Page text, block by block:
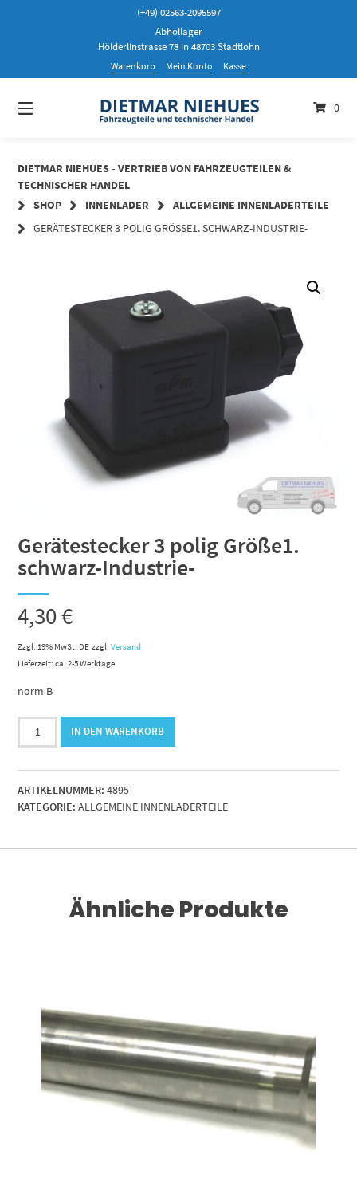
(+49) 02563-2095597
Abhollager
Hölderlinstrasse 78 in 48703 Stadtlohn
Warenkorb Mein Konto Kasse
0
DIETMAR NIEHUES - VERTRIEB VON FAHRZEUGTEILEN &
TECHNISCHER HANDEL
SHOP
INNENLADER
ALLGEMEINE INNENLADERTEILE
GERÄTESTECKER 3 POLIG GRÖSSE1. SCHWARZ-INDUSTRIE-
Gerätestecker 3 polig Größe1.
schwarz-Industrie-
4,30€
Zzgl. 19% MwSt. DE zzgl.Versand
Lieferzeit: ca. 2-5 Werktage
norm B
Gerätestecker
Größe1.
schwarz-
Industrie-
IN DEN WARENKORB
ARTIKELNUMMER: 4895
KATEGORIE: ALLGEMEINE INNENLADERTEILE
Ähnliche Produkte